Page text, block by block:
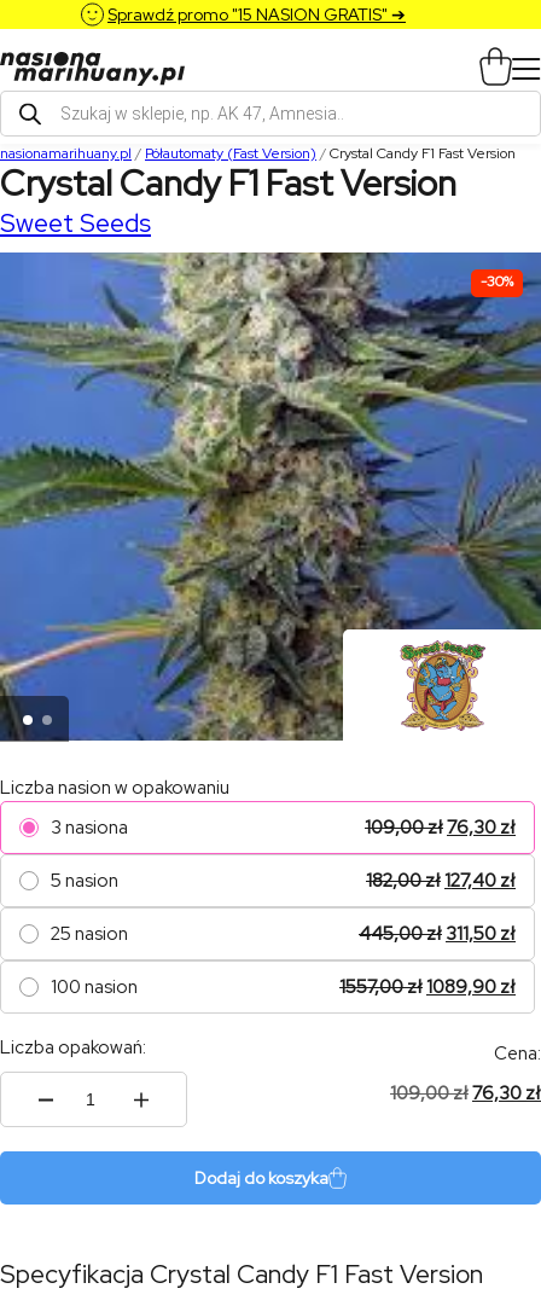
Sprawdź promo "15 NASION GRATIS" ➔
Wyszukiwarka
produktów
nasionamarihuany.pl / Półautomaty (Fast Version) /Crystal Candy F1 Fast Version
Crystal Candy F1 Fast Version
Sweet Seeds
-30%
Liczba nasion w opakowaniu
3 nasiona
109,00zł76,30 zł
5 nasion 182,00zł127,40 zł
25 nasion 445,00zł 311,50 zł
100 nasion 1557,00zł1089,90 zł
Liczba opakowań:
ilość
Version
Cena:
109,00zł76,30 zł
Dodaj do koszyka
Specyfikacja Crystal Candy F1 Fast Version